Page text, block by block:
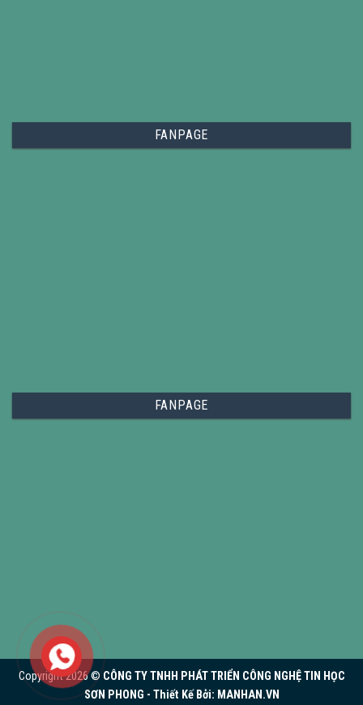
FANPAGE
FANPAGE
Copyright 2026 © CÔNG TY TNHH PHÁT TRIỂN CÔNG NGHỆ TIN HỌC
SƠN PHONG - Thiết Kế Bởi: MANHAN.VN